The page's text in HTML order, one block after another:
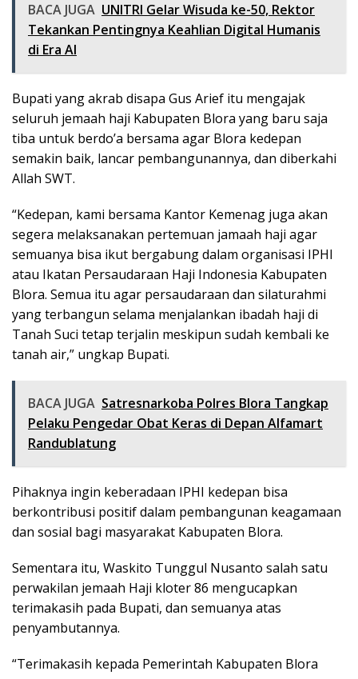
BACA JUGA UNITRI Gelar Wisuda ke-50, Rektor
Tekankan Pentingnya Keahlian Digital Humanis
di Era AI
Bupati yang akrab disapa Gus Arief itu mengajak
seluruh jemaah haji Kabupaten Blora yang baru saja
tiba untuk berdo’a bersama agar Blora kedepan
semakin baik, lancar pembangunannya, dan diberkahi
Allah SWT.
“Kedepan, kami bersama Kantor Kemenag juga akan
segera melaksanakan pertemuan jamaah haji agar
semuanya bisa ikut bergabung dalam organisasi IPHI
atau Ikatan Persaudaraan Haji Indonesia Kabupaten
Blora. Semua itu agar persaudaraan dan silaturahmi
yang terbangun selama menjalankan ibadah haji di
Tanah Suci tetap terjalin meskipun sudah kembali ke
tanah air,” ungkap Bupati.
BACA JUGA Satresnarkoba Polres Blora Tangkap
Pelaku Pengedar Obat Keras di Depan Alfamart
Randublatung
Pihaknya ingin keberadaan IPHI kedepan bisa
berkontribusi positif dalam pembangunan keagamaan
dan sosial bagi masyarakat Kabupaten Blora.
Sementara itu, Waskito Tunggul Nusanto salah satu
perwakilan jemaah Haji kloter 86 mengucapkan
terimakasih pada Bupati, dan semuanya atas
penyambutannya.
“Terimakasih kepada Pemerintah Kabupaten Blora